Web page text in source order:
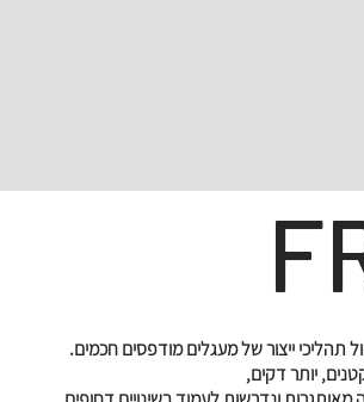
ייצור של מעגלים מודפסים חכמים.
יותר דקים,